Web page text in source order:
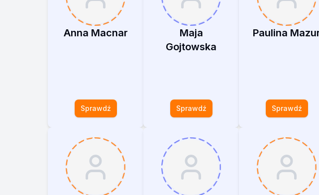
Anna Macnar
Sprawdź
Maja
Gojtowska
Sprawdź
Paulina
Sprawdź